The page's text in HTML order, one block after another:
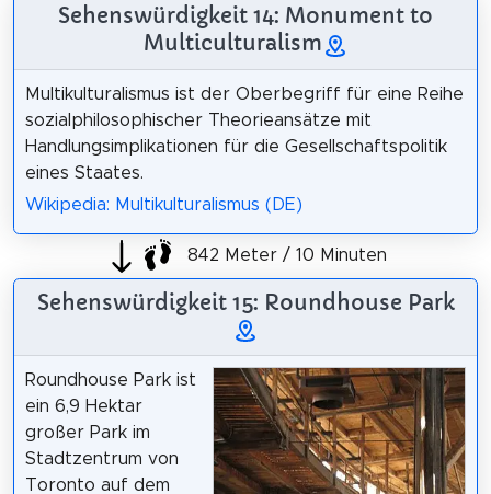
Sehenswürdigkeit 14: Monument to
Multiculturalism
Multikulturalismus ist der Oberbegriff für eine Reihe
sozialphilosophischer Theorieansätze mit
Handlungsimplikationen für die Gesellschaftspolitik
eines Staates.
Wikipedia: Multikulturalismus (DE)
842 Meter / 10 Minuten
Sehenswürdigkeit 15: Roundhouse Park
Roundhouse Park ist
ein 6,9 Hektar
großer Park im
Stadtzentrum von
Toronto auf dem